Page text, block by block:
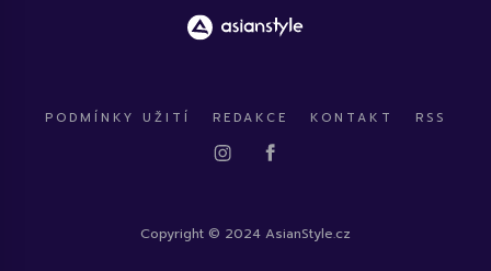
PODMÍNKY UŽITÍ REDAKCE KONTAKT RSS
Copyright © 2024 AsianStyle.cz